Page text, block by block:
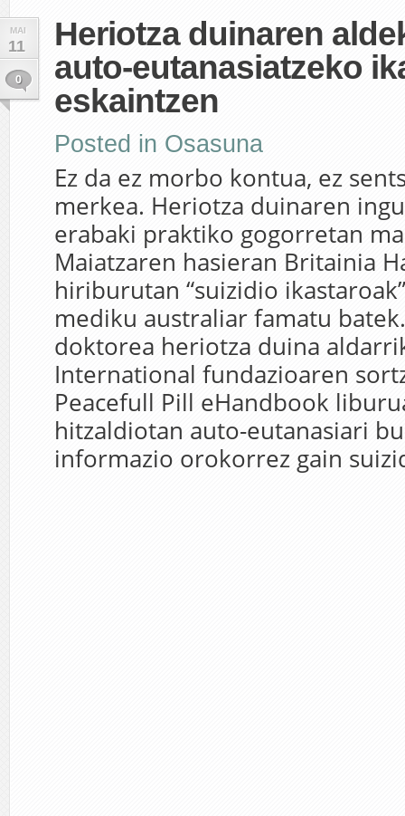
MAI
11
0
Heriotza duinaren
auto-eutanasiatzeko
eskaintzen
Posted in Osasuna
Ez da ez morbo kontua, ez
merkea. Heriotza duinaren
erabaki praktiko gogorretan
Maiatzaren hasieran Britainia
hiriburutan “suizidio
mediku australiar famatu
doktorea heriotza duina
International fundazioaren
Peacefull Pill eHandbook
hitzaldiotan auto-eutanasiari
informazio orokorrez gain